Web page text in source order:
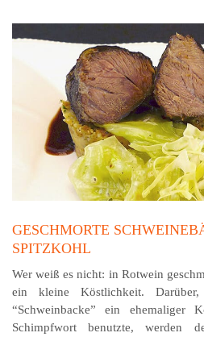
GESCHMORTE
SPITZKOHL
Wer weiß es nicht: in Rotwein
ein kleine Köstlichkeit.
“Schweinbacke” ein
Schimpfwort benutzte, werden